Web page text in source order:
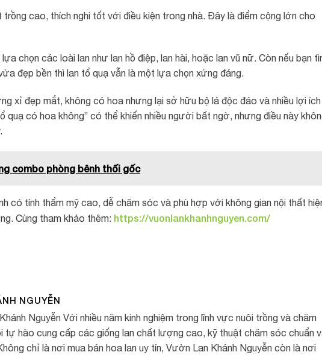
trồng cao, thích nghi tốt với điều kiện trong nhà. Đây là điểm cộng lớn cho
chọn các loài lan như lan hồ điệp, lan hài, hoặc lan vũ nữ. Còn nếu bạn
đẹp bền thì lan tổ quạ vẫn là một lựa chọn xứng đáng.
xỉ đẹp mắt, không có hoa nhưng lại sở hữu bộ lá độc đáo và nhiều lợi ích
quạ có hoa không” có thể khiến nhiều người bất ngờ, nhưng điều này
combo phòng bênh thối gốc
có tính thẩm mỹ cao, dễ chăm sóc và phù hợp với không gian nội thất
Cùng tham khảo thêm: https://vuonlankhanhnguyen.com/
NGUYỄN
Nguyễn Với nhiều năm kinh nghiệm trong lĩnh vực nuôi trồng và chăm
tự hào cung cấp các giống lan chất lượng cao, kỹ thuật chăm sóc chuẩn
chỉ là nơi mua bán hoa lan uy tín, Vườn Lan Khánh Nguyễn còn là nơi